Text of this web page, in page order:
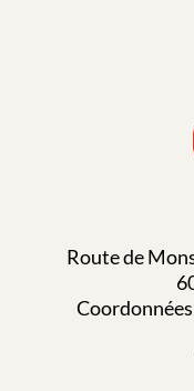
Route de
Coordonnées